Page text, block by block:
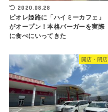
2020.08.28
ピオレ姫路に「ハイミーカフェ」
がオープン！本格バーガーを実際
に食べにいってきた
開店・閉店